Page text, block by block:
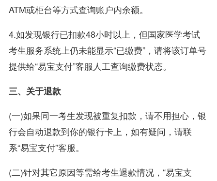
ATM或柜台等方式查询账户内余额。
4.如发现银行已扣款48小时以上，但国家医学考试
考生服务系统上仍未能显示“已缴费”，请将该订单号
提供给“易宝支付”客服人工查询缴费状态。
三、关于退款
(一)如果同一考生发现被重复扣款，请不用担心，银
行会自动退款到你的银行卡上，如有疑问，请联
系“易宝支付”客服。
(二)针对其它原因等需给考生退款情况，“易宝支